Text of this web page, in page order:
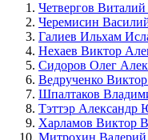
Четвергов
Черемисин
Галиев Ильхам
Нехаев Виктор
Сидоров Олег
Ведрученко
Шпалтаков
Тэттэр Александр
Харламов Виктор